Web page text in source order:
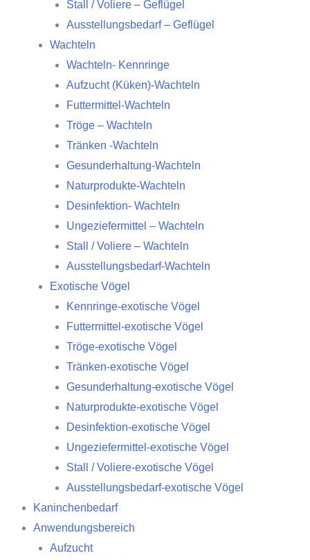
Stall / Voliere – Geflügel
Ausstellungsbedarf – Geflügel
Wachteln
Wachteln- Kennringe
Aufzucht (Küken)-Wachteln
Futtermittel-Wachteln
Tröge – Wachteln
Tränken -Wachteln
Gesunderhaltung-Wachteln
Naturprodukte-Wachteln
Desinfektion- Wachteln
Ungeziefermittel – Wachteln
Stall / Voliere – Wachteln
Ausstellungsbedarf-Wachteln
Exotische Vögel
Kennringe-exotische Vögel
Futtermittel-exotische Vögel
Tröge-exotische Vögel
Tränken-exotische Vögel
Gesunderhaltung-exotische Vögel
Naturprodukte-exotische Vögel
Desinfektion-exotische Vögel
Ungeziefermittel-exotische Vögel
Stall / Voliere-exotische Vögel
Ausstellungsbedarf-exotische Vögel
Kaninchenbedarf
Anwendungsbereich
Aufzucht